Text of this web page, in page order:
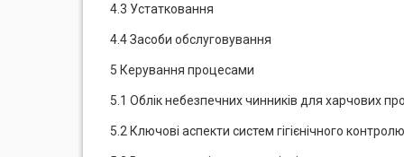
4.3 Устатковання
4.4 Засоби обслуговування
5 Керування процесами
5.1 Облік небезпечних чинників для харчових
5.2 Ключові аспекти систем гігієнічного контролю